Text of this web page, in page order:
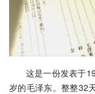
这是一份发表于
岁的毛泽东。整整32